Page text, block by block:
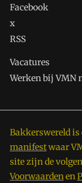
Facebook
x
RSS
Vacatures
Werken bij VMN
Bakkerswereld is
manifestwaar
site zijn de
Voorwaardenen